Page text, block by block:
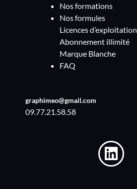
Nos formations
Nos formules
Licences d’exploitation
Abonnement illimité
Marque Blanche
FAQ
graphimeo@gmail.com
09.77.21.58.58